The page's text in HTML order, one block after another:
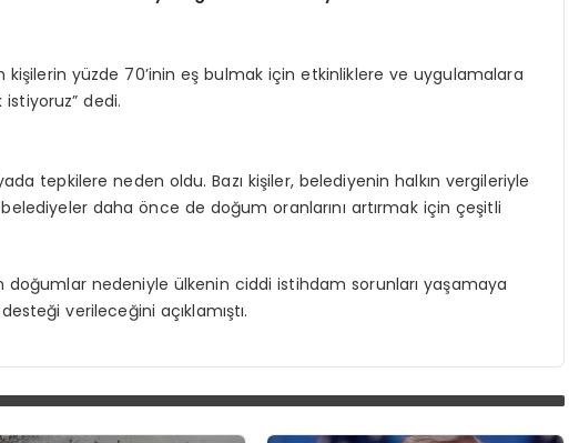
kişilerin yüzde 70’inin eş bulmak için etkinliklere ve uygulamalara
istiyoruz” dedi.
tepkilere neden oldu. Bazı kişiler, belediyenin halkın vergileriyle
daha önce de doğum oranlarını artırmak için çeşitli
doğumlar nedeniyle ülkenin ciddi istihdam sorunları yaşamaya
verileceğini açıklamıştı.